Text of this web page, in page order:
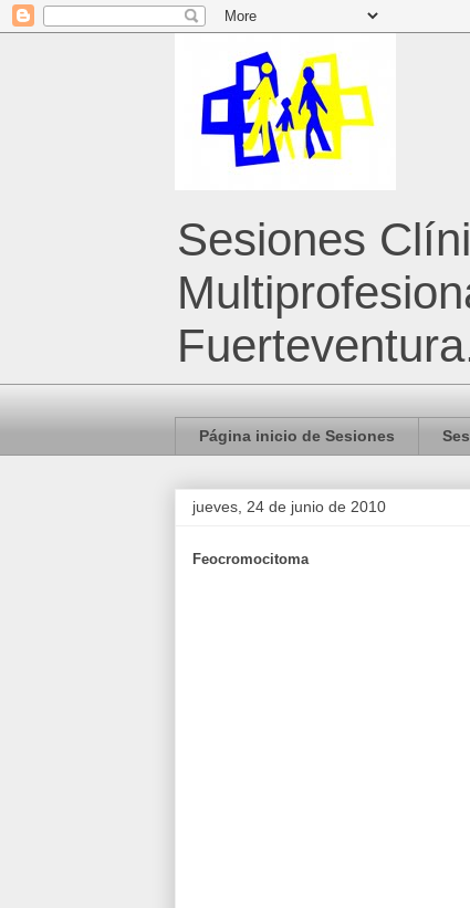
Sesiones
Página inicio de Sesiones
jueves, 24 de junio de 2010
Feocromocitoma